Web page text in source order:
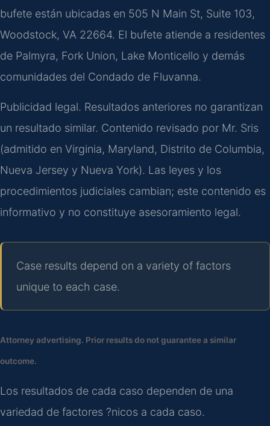
bufete están ubicadas en 505 N Main St, Suite 103,
Woodstock, VA 22664. El bufete atiende a residentes
de Palmyra, Fork Union, Lake Monticello y demás
comunidades del Condado de Fluvanna.
Publicidad legal. Resultados anteriores no garantizan
un resultado similar. Contenido revisado por Mr. Sris
(admitido en Virginia, Maryland, Distrito de Columbia,
Nueva Jersey y Nueva York). Las leyes y los
procedimientos judiciales cambian; este contenido es
informativo y no constituye asesoramiento legal.
Case results depend on a variety of factors
unique to each case.
Attorney advertising. Prior results do not guarantee a similar
outcome.
Los resultados de cada caso dependen de una
variedad de factores ?nicos a cada caso.